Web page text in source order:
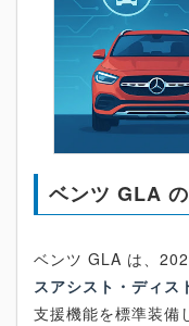
ベンツ GLA
ベンツ GLA は、
スアシスト・ディス
支援機能を標準装備